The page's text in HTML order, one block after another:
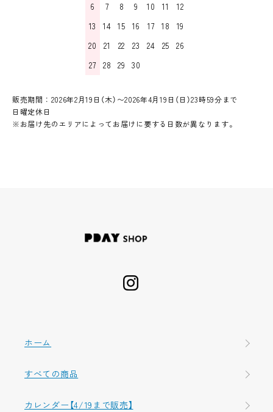
6
7 8 9 10 11
12
13
14 15 16 17 18
19
20
21 22 23 24 25
26
27
28 29 30
販売期間：2026年2月19日（木）〜2026年4月19日（日）23時59分まで
日曜定休日
※お届け先のエリアによってお届けに要する日数が異なります。
ホーム
すべての商品
カレンダー【4/19まで販売】